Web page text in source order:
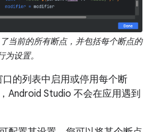
当前的所有断点，并包括每个断点的
为设置。
的列表中启用或停用每个断
Android Studio 不会在应用遇到